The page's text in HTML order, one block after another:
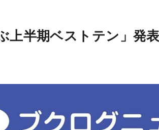
上半期ベストテン」発